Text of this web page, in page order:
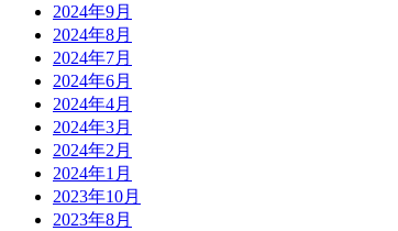
2024年9月
2024年8月
2024年7月
2024年6月
2024年4月
2024年3月
2024年2月
2024年1月
2023年10月
2023年8月